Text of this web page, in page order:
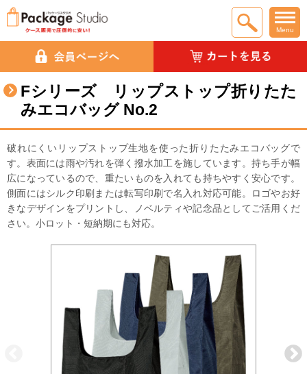
Menu
Fシリーズ リップストップ折りたた
みエコバッグ No.2
破れにくいリップストップ生地を使った折りたたみエコバッグで
す。表面には雨や汚れを弾く撥水加工を施しています。持ち手が幅
広になっているので、重たいものを入れても持ちやすく安心です。
側面にはシルク印刷または転写印刷で名入れ対応可能。ロゴやお好
きなデザインをプリントし、ノベルティや記念品としてご活用くだ
さい。小ロット・短納期にも対応。